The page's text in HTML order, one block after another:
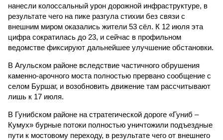
нанесли колоссальный урон дорожной инфраструктуре, в
результате чего на пике разгула стихии без связи с
внешним миром оказались жители 53 сёл. К 12 июля эта
цифра сократилась до 23, и сейчас в профильном
ведомстве фиксируют дальнейшее улучшение обстановки.
В Агульском районе вследствие частичного обрушения
каменно-арочного моста полностью прервано сообщение с
селом Буршаг, и возобновить движение там рассчитывают
лишь к 17 июля.
В Гунибском районе на стратегической дороге «Гуниб –
Кумух» бурные потоки полностью уничтожили подъездные
пути к мостовому переходу, в результате чего от внешнего